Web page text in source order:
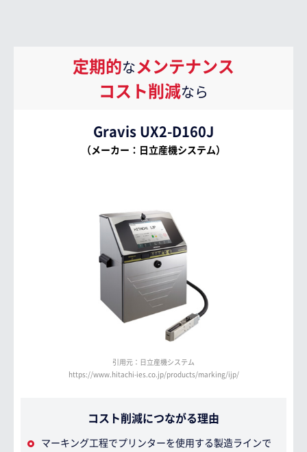
定期的なメンテナンス
コスト削減なら
Gravis UX2-D160J
（メーカー：日立産機システム）
引用元：日立産機システム
https://www.hitachi-ies.co.jp/products/marking/ijp/
コスト削減につながる理由
マーキング工程でプリンターを使用する製造ラインで